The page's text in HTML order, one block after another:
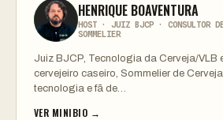
HENRIQUE BOAVENTURA
HOST · JUIZ BJCP · CONSULTOR
SOMMELIER
Juiz BJCP, Tecnologia da Cerveja/VLB
cervejeiro caseiro, Sommelier de
tecnologia e fã de…
VER MINIBIO →